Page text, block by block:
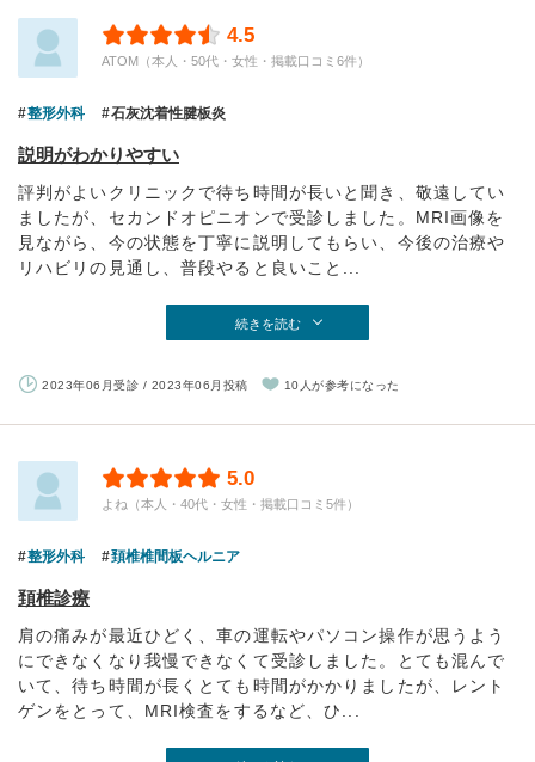
4.5
ATOM（本人・50代・女性・掲載口コミ6件）
整形外科 石灰沈着性腱板炎
説明がわかりやすい
評判がよいクリニックで待ち時間が長いと聞き、敬遠してい
ましたが、セカンドオピニオンで受診しました。MRI画像を
見ながら、今の状態を丁寧に説明してもらい、今後の治療や
リハビリの見通し、普段やると良いこと...
続きを読む
2023年06月受診 / 2023年06月投稿 10人が参考になった
5.0
よね（本人・40代・女性・掲載口コミ5件）
整形外科 頚椎椎間板ヘルニア
頚椎診療
肩の痛みが最近ひどく、車の運転やパソコン操作が思うよう
にできなくなり我慢できなくて受診しました。とても混んで
いて、待ち時間が長くとても時間がかかりましたが、レント
ゲンをとって、MRI検査をするなど、ひ...